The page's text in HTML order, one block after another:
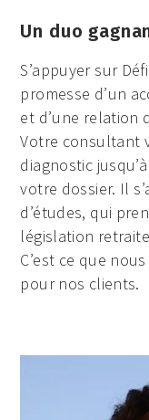
Un duo
S’appuyer sur
promesse d’un
et d’une relation
Votre consultant
diagnostic
votre dossier. Il
d’études, qui
législation
C’est ce que
pour nos clients.